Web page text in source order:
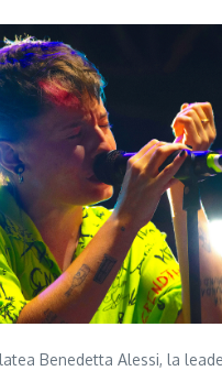
Benedetta Alessi, la